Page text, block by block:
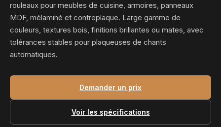
rouleaux pour meubles de cuisine, armoires, panneaux
MDF, mélaminé et contreplaque. Large gamme de
couleurs, textures bois, finitions brillantes ou mates, avec
tolérances stables pour plaqueuses de chants
automatiques.
Demander un prix
Voir les spécifications